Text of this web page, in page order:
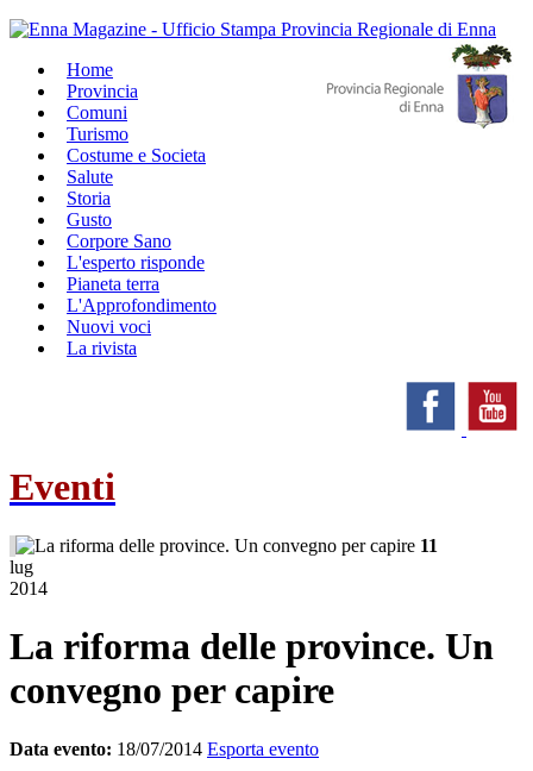
Home
Provincia
Comuni
Turismo
Costume e Societa
Salute
Storia
Gusto
Corpore Sano
L'esperto risponde
Pianeta terra
L'Approfondimento
Nuovi voci
La rivista
Eventi
11
lug
2014
La riforma delle province. Un
convegno per capire
Data evento: 18/07/2014 Esporta evento